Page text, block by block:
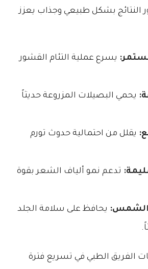
النتائج بشكل طبيعي وجذاب يعزز
يسرع عملية التئام القشور
يحمي البصيلات المزروعة حديثاً
يقلل من احتمالية حدوث تورم
تدعم نمو ألياف الشعر بقوة
الشمس: يحافظ على سلامة الجلد
الفريق الطبي في تسريع فترة